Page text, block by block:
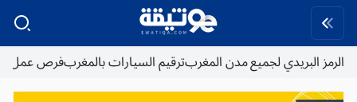
الرمز البريدي لجميع مدن المغربترقيم السيارات بالمغربفرص عمل